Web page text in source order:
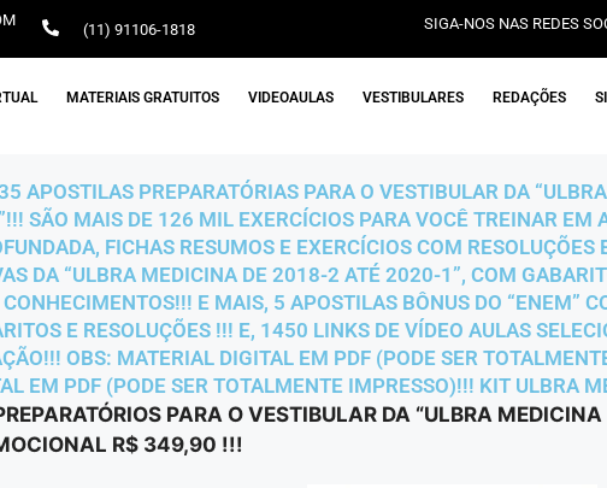
(11) 91106-1818 SIGA-NOS NAS REDES
MATERIAIS GRATUITOS VIDEOAULAS VESTIBULARES REDAÇÕES
APOSTILAS PREPARATÓRIAS PARA O VESTIBULAR DA
SÃO MAIS DE 126 MIL EXERCÍCIOS PARA VOCÊ TREINAR EM
FICHAS RESUMOS E EXERCÍCIOS COM
DA “ULBRA MEDICINA DE 2018-2 ATÉ 2020-1”, COM
CONHECIMENTOS!!! E MAIS, 5 APOSTILAS BÔNUS DO “ENEM”
E RESOLUÇÕES !!! E, 1450 LINKS DE VÍDEO AULAS
OBS: MATERIAL DIGITAL EM PDF (PODE SER
EM PDF (PODE SER TOTALMENTE IMPRESSO)!!! KIT ULBRA
PARA O VESTIBULAR DA “ULBRA
R$ 349,90 !!!